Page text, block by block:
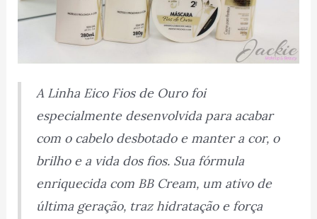
A Linha Eico Fios de Ouro foi
especialmente desenvolvida para acabar
com o cabelo desbotado e manter a cor, o
brilho e a vida dos fios. Sua fórmula
enriquecida com BB Cream, um ativo de
última geração, traz hidratação e força